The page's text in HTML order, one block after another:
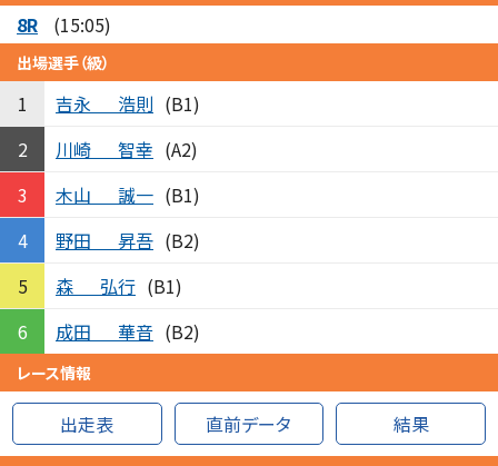
8R (15:05)
出場選手（級）
1 吉永 浩則 (B1)
2
川崎 智幸 (A2)
3
木山 誠一 (B1)
4
野田 昇吾 (B2)
5
森 弘行 (B1)
6
成田 華音 (B2)
レース情報
出走表 直前データ 結果